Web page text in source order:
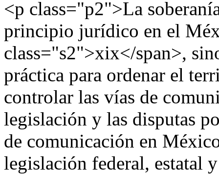
<p class="p2">La
principio jurídico en el
class="s2">xix</span>,
práctica para ordenar el
controlar las vías de
legislación y las disputas
de comunicación en
legislación federal, estatal